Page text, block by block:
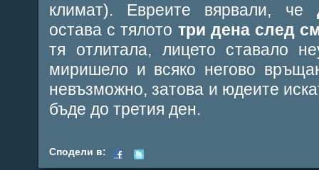
климат). Евреите вярвали, че
остава с тялото три дена след
тя отлитала, лицето ставало
миришело и всяко негово
невъзможно, затова и юдеите
бъде до третия ден.
Сподели в: